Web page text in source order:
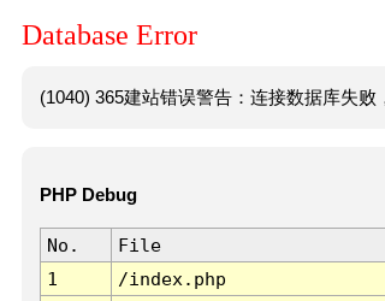
Database Error
(1040) 365建站错误警告：连接数据库失
PHP Debug
No. File
1
/index.php